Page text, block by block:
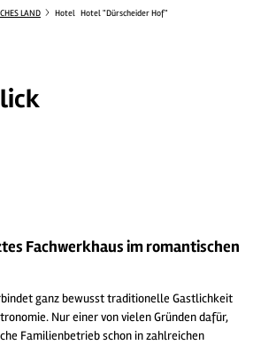
LAND Hotel Hotel "Dürscheider Hof"
Fachwerkhaus im romantischen
ganz bewusst traditionelle Gastlichkeit
Nur einer von vielen Gründen dafür,
Familien­betrieb schon in zahlreichen